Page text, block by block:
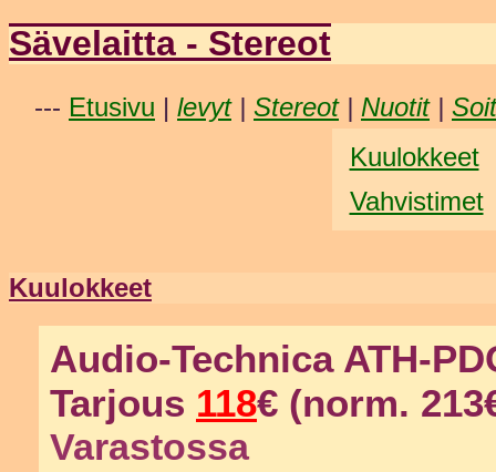
Sävelaitta - Stereot
--- Etusivu | levyt| Stereot| Nuotit|
Kuulokkeet
Vahvistimet
Kuulokkeet
Audio-Technica ATH-
Tarjous 118€ (norm.
Varastossa